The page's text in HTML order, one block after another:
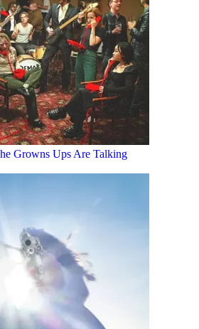
Growns Ups Are Talking